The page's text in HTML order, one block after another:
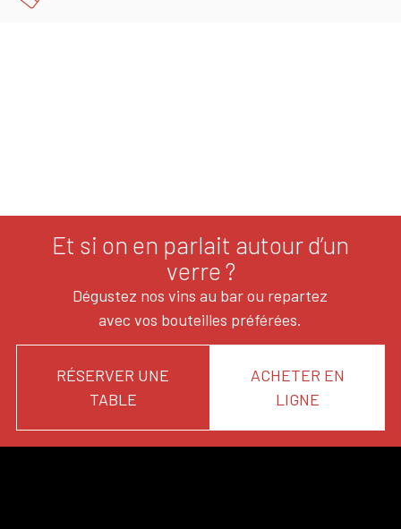
Et si on en parlait autour d’un
verre ?
Dégustez nos vins au bar ou repartez
avec vos bouteilles préférées.
RÉSERVER UNE
TABLE
ACHETER EN
LIGNE